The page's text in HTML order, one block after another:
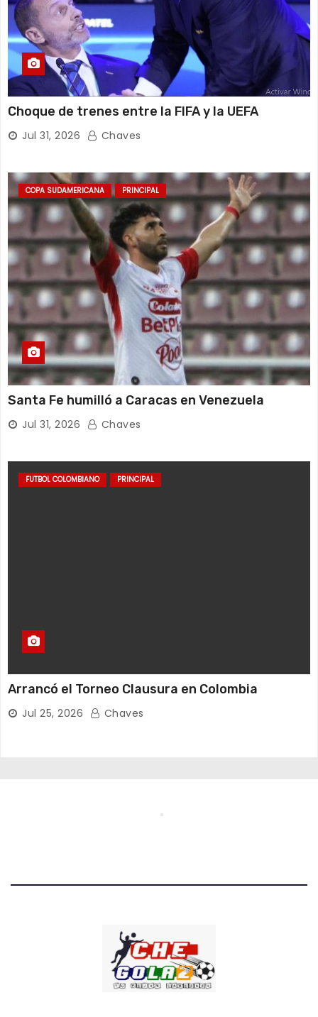
Choque de trenes entre la FIFA y la UEFA
Jul 31, 2026 Chaves
COPA SUDAMERICANA PRINCIPAL
Santa Fe humilló a Caracas en Venezuela
Jul 31, 2026 Chaves
FUTBOL COLOMBIANO PRINCIPAL
Arrancó el Torneo Clausura en Colombia
Jul 25, 2026 Chaves